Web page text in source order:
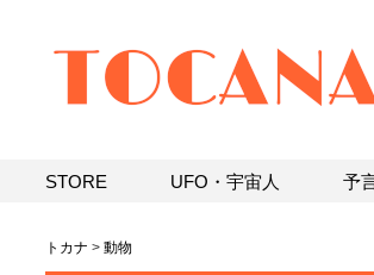
トカナ > 動物
STORE UFO・宇宙人 予